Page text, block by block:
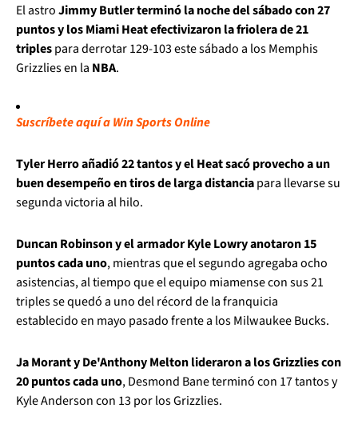
El astroJimmy Butler terminó la noche del sábado con 27
puntos y los Miami Heat efectivizaron la friolera de 21
triplespara derrotar 129-103 este sábado a los Memphis
Grizzlies en la NBA.
Suscríbete aquí a Win Sports Online
Tyler Herro añadió 22 tantos y el Heat sacó provecho a un
buen desempeño en tiros de larga distanciapara llevarse su
segunda victoria al hilo.
Duncan Robinson y el armador Kyle Lowry anotaron 15
puntos cada uno, mientras que el segundo agregaba ocho
asistencias, al tiempo que el equipo miamense con sus 21
triples se quedó a uno del récord de la franquicia
establecido en mayo pasado frente a los Milwaukee Bucks.
Ja Morant y De'Anthony Melton lideraron a los Grizzlies con
20 puntos cada uno, Desmond Bane terminó con 17 tantos y
Kyle Anderson con 13 por los Grizzlies.